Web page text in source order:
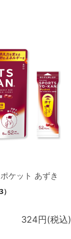
ケット あずき
）
324円(税込)